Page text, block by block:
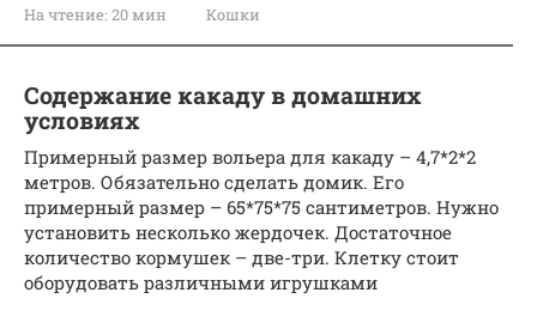
На чтение: 20 мин Кошки
Содержание какаду в домашних
условиях
Примерный размер вольера для какаду – 4,7*2*2
метров. Обязательно сделать домик. Его
примерный размер – 65*75*75 сантиметров. Нужно
установить несколько жердочек. Достаточное
количество кормушек – две-три. Клетку стоит
оборудовать различными игрушками